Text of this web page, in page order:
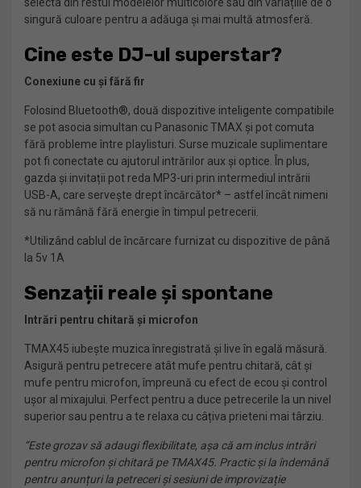
singură culoare pentru a adăuga și mai multă atmosferă.
Cine este DJ-ul superstar?
Conexiune cu și fără fir
Folosind Bluetooth®, două dispozitive inteligente compatibile
se pot asocia simultan cu Panasonic TMAX și pot comuta
fără probleme între playlisturi. Surse muzicale suplimentare
pot fi conectate cu ajutorul intrărilor aux și optice. În plus,
gazda și invitații pot reda MP3-uri prin intermediul intrării
USB-A, care servește drept încărcător* – astfel încât nimeni
să nu rămână fără energie în timpul petrecerii.
*Utilizând cablul de încărcare furnizat cu dispozitive de până
la 5v 1A
Senzații reale și spontane
Intrări pentru chitară și microfon
TMAX45 iubește muzica înregistrată și live în egală măsură.
Asigură pentru petrecere atât mufe pentru chitară, cât și
mufe pentru microfon, împreună cu efect de ecou și control
ușor al mixajului. Perfect pentru a duce petrecerile la un nivel
superior sau pentru a te relaxa cu câțiva prieteni mai târziu.
“Este grozav să adaugi flexibilitate, așa că am inclus intrări
pentru microfon și chitară pe TMAX45. Practic și la îndemână
pentru anunțuri la petreceri și sesiuni de improvizație